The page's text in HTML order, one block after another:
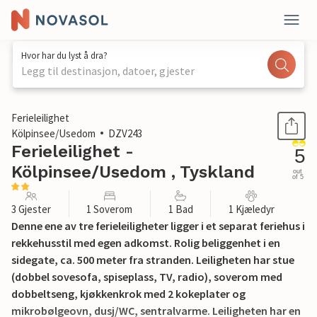
Hvor har du lyst å dra?
Legg til destinasjon, datoer, gjester
1 / 18
Ferieleilighet
Kölpinsee/Usedom
DZV243
Ferieleilighet -
Kölpinsee/Usedom , Tyskland
5
out
of 5
3 Gjester 1 Soverom 1 Bad 1 Kjæledyr
Denne ene av tre ferieleiligheter ligger i et separat feriehus i
rekkehusstil med egen adkomst. Rolig beliggenhet i en
sidegate, ca. 500 meter fra stranden. Leiligheten har stue
(dobbel sovesofa, spiseplass, TV, radio), soverom med
dobbeltseng, kjøkkenkrok med 2 kokeplater og
mikrobølgeovn, dusj/WC, sentralvarme. Leiligheten har en